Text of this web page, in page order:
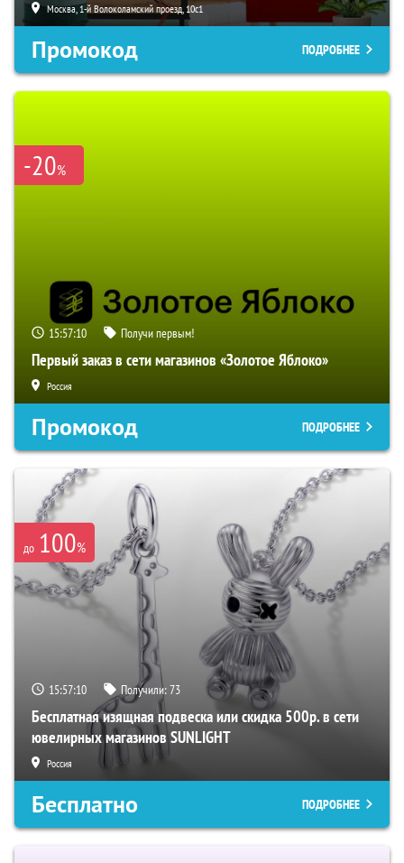
Москва, 1-й Волоколамский проезд, 10с1
Промокод ПОДРОБНЕЕ
-20%
15:57:09 Получи первым!
Первый заказ в сети магазинов «Золотое Яблоко»
Россия
Промокод ПОДРОБНЕЕ
до 100%
15:57:09 Получили:73
Бесплатная изящная подвеска или скидка 500р. в сети
ювелирных магазинов SUNLIGHT
Россия
Бесплатно ПОДРОБНЕЕ